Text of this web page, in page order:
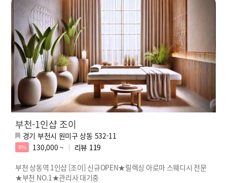
부천-1인샵 조이
경기 부천시 원미구 상동 532-11
8% 130,000 ~ 리뷰 119
부천 상동역 1인샵 [조이] 신규OPEN★릴렉싱 아로마 스웨디시 전문
★부천 NO.1★관리사 대기중